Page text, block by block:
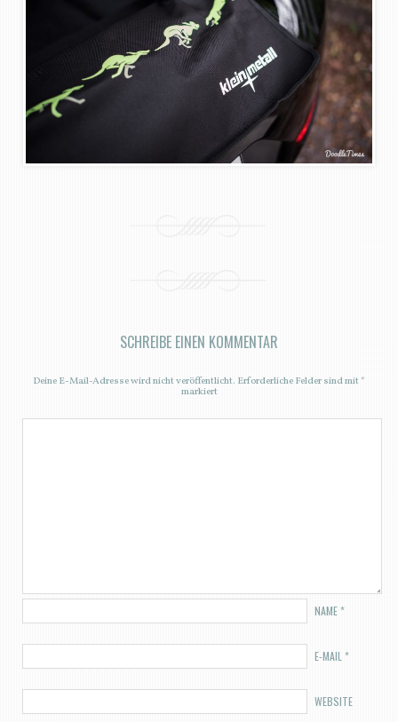
SCHREIBE EINEN KOMMENTAR
Deine E-Mail-Adresse wird nicht veröffentlicht. Erforderliche Felder sind mit*
markiert
NAME*
E-MAIL *
WEBSITE